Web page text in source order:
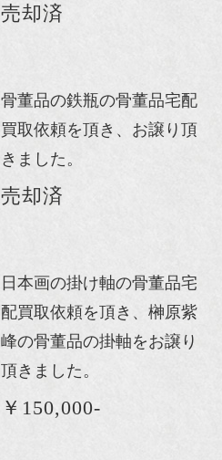
売却済
骨董品の鉄瓶の骨董品宅配
買取依頼を頂き、お譲り頂
きました。
売却済
日本画の掛け軸の骨董品宅
配買取依頼を頂き、榊原紫
峰の骨董品の掛軸をお譲り
頂きました。
￥150,000-